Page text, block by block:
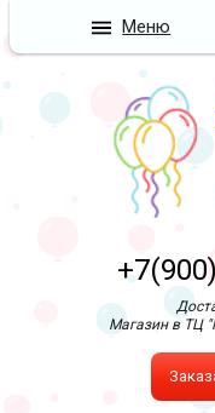
Магазин в ТЦ
Меню